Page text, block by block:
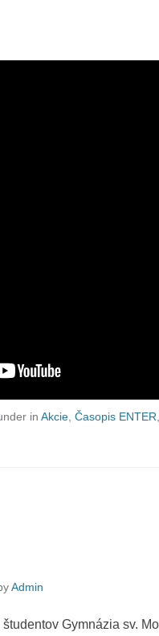
in Akcie Časopis ENTER
Admin
študentov